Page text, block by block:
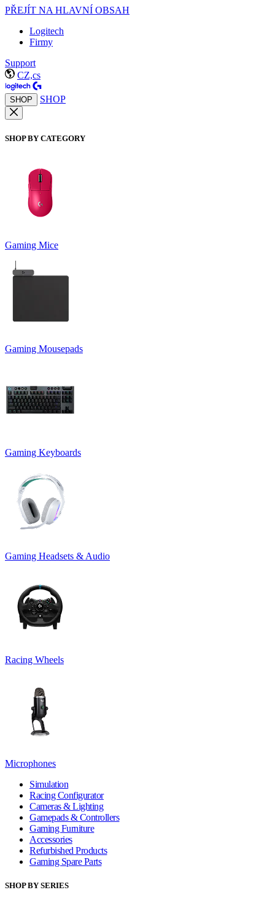
PŘEJÍT NA HLAVNÍ OBSAH
Logitech
Firmy
Support
CZ,cs
SHOP SHOP
SHOP BY CATEGORY
Gaming Mice
Gaming Mousepads
Gaming Keyboards
Gaming Headsets & Audio
Racing Wheels
Microphones
Simulation
Racing Configurator
Cameras & Lighting
Gamepads & Controllers
Gaming Furniture
Accessories
Refurbished Products
Gaming Spare Parts
SHOP BY SERIES